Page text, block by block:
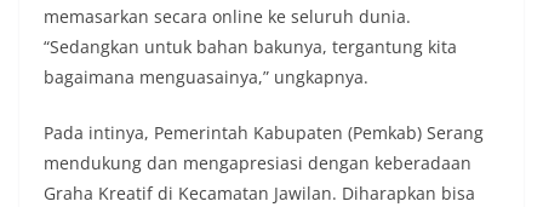
memasarkan secara online ke seluruh dunia.
“Sedangkan untuk bahan bakunya, tergantung kita
bagaimana menguasainya,” ungkapnya.
Pada intinya, Pemerintah Kabupaten (Pemkab) Serang
mendukung dan mengapresiasi dengan keberadaan
Graha Kreatif di Kecamatan Jawilan. Diharapkan bisa